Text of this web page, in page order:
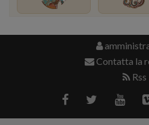
Contatta la
Rss